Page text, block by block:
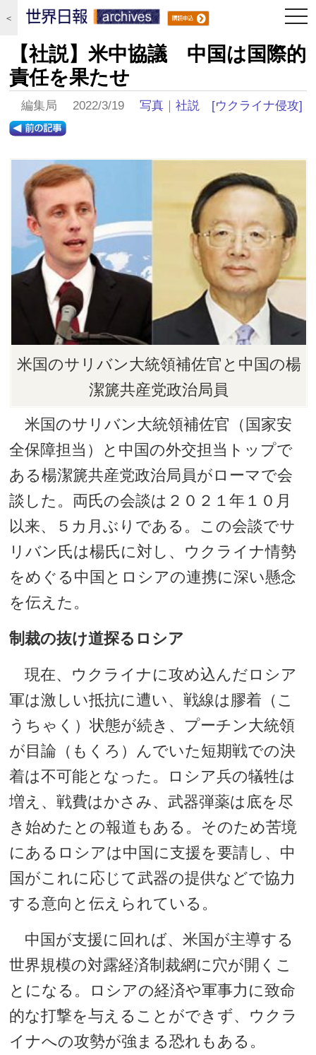
＜
【社説】米中協議 中国は国際的
責任を果たせ
編集局 2022/3/19写真 ｜社説 [ウクライナ侵攻]
米国のサリバン大統領補佐官と中国の楊
潔篪共産党政治局員
米国のサリバン大統領補佐官（国家安
全保障担当）と中国の外交担当トップで
ある楊潔篪共産党政治局員がローマで会
談した。両氏の会談は２０２１年１０月
以来、５カ月ぶりである。この会談でサ
リバン氏は楊氏に対し、ウクライナ情勢
をめぐる中国とロシアの連携に深い懸念
を伝えた。
制裁の抜け道探るロシア
現在、ウクライナに攻め込んだロシア
軍は激しい抵抗に遭い、戦線は膠着（こ
うちゃく）状態が続き、プーチン大統領
が目論（もくろ）んでいた短期戦での決
着は不可能となった。ロシア兵の犠牲は
増え、戦費はかさみ、武器弾薬は底を尽
き始めたとの報道もある。そのため苦境
にあるロシアは中国に支援を要請し、中
国がこれに応じて武器の提供などで協力
する意向と伝えられている。
中国が支援に回れば、米国が主導する
世界規模の対露経済制裁網に穴が開くこ
とになる。ロシアの経済や軍事力に致命
的な打撃を与えることができず、ウクラ
イナへの攻勢が強まる恐れもある。